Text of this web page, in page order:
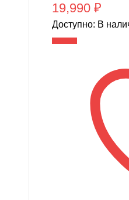
19,990 ₽
Доступно: В